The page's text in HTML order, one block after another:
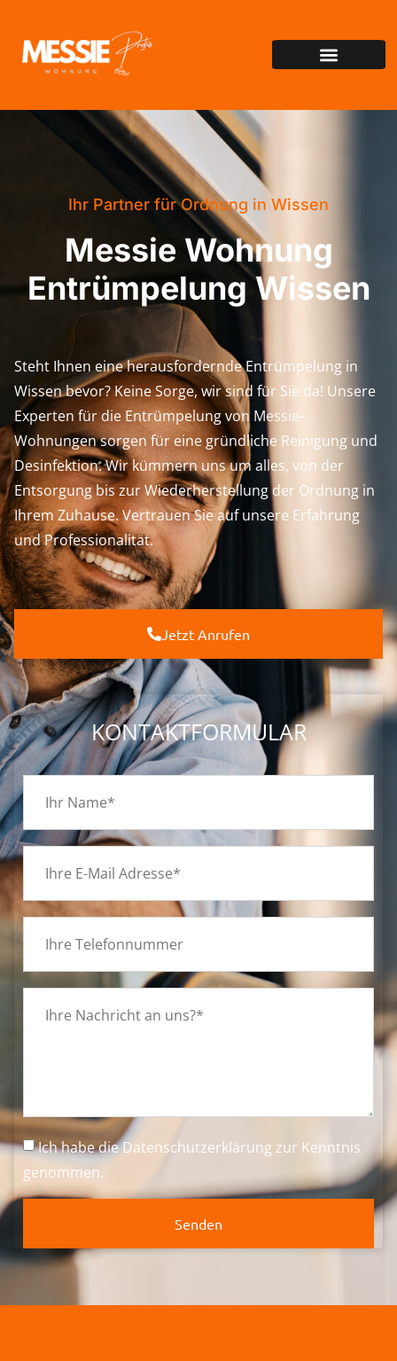
Ihr Partner für Ordnung in Wissen
Messie Wohnung
Entrümpelung Wissen
Steht Ihnen eine herausfordernde Entrümpelung in
Wissen bevor? Keine Sorge, wir sind für Sie da! Unsere
Experten für die Entrümpelung von Messie-
Wohnungen sorgen für eine gründliche Reinigung und
Desinfektion. Wir kümmern uns um alles, von der
Entsorgung bis zur Wiederherstellung der Ordnung in
Ihrem Zuhause. Vertrauen Sie auf unsere Erfahrung
und Professionalität.
Jetzt Anrufen
KONTAKTFORMULAR
Ich habe dieDatenschutzerklärung zur Kenntnis
genommen.
Senden